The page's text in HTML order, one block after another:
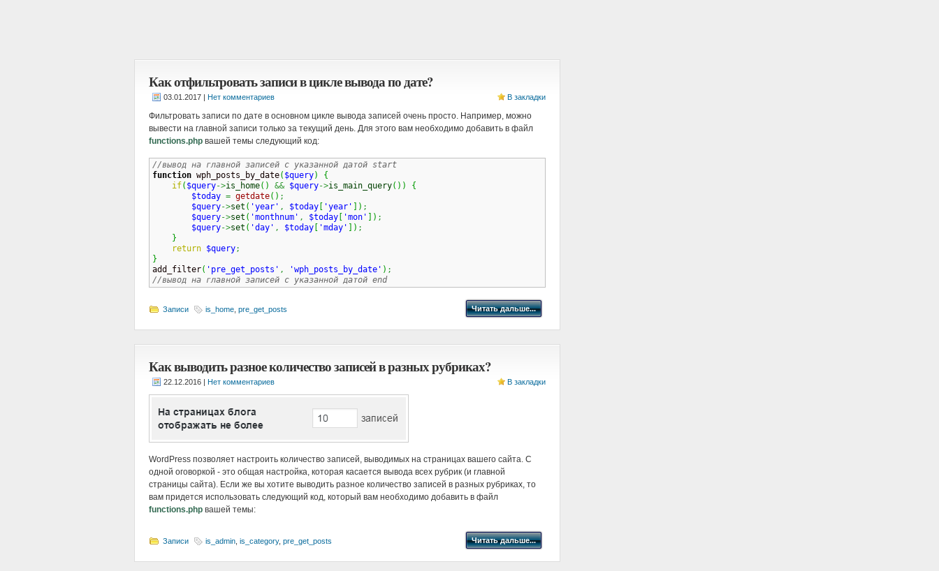
Как отфильтровать записи в цикле вывода по дате?
| Нет комментариев В закладки
Фильтровать записи по дате в основном цикле вывода записей очень просто. Например, можно
вывести на главной записи только за текущий день. Для этого вам необходимо добавить в файл
functions.php вашей темы следующий код:
//вывод на главной записей с указанной датой start
function wph_posts_by_date( $query)
{
if( $query->is_home( ) && $query->is_main_query( ) )
{
$today = getdate( ) ;
$query->set ( 'year' , $today 'year' ) ;
$query->set ( 'monthnum' , $today 'mon' ) ;
$query->set ( 'day' , $today 'mday' ) ;
}
return $query;
}
add_filter( 'pre_get_posts' , 'wph_posts_by_date' ) ;
//вывод на главной записей с указанной датой end
Читать дальше...
Записи is_home pre_get_posts
Как выводить разное количество записей в разных рубриках?
| Нет комментариев В закладки
WordPress позволяет настроить количество записей, выводимых на страницах вашего сайта. С
одной оговоркой - это общая настройка, которая касается вывода всех рубрик (и главной
страницы сайта). Если же вы хотите выводить разное количество записей в разных рубриках, то
вам придется использовать следующий код, который вам необходимо добавить в файл
functions.php вашей темы:
Читать дальше...
Записи is_admin is_category, pre_get_posts